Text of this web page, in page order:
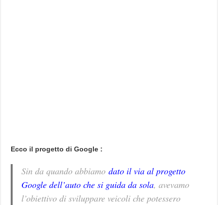
Ecco il progetto di Google :
Sin da quando abbiamodato il via al progetto
Google dell’auto che si guida da sola, avevamo
l’obiettivo di sviluppare veicoli che potessero